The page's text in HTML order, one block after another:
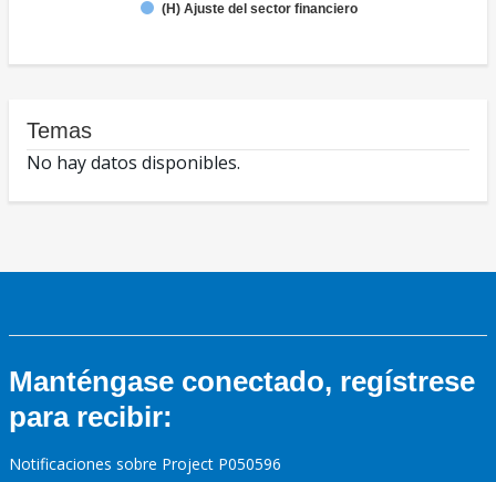
(H) Ajuste del sector financiero
Temas
No hay datos disponibles.
Manténgase conectado, regístrese
para recibir:
Notificaciones sobre Project P050596